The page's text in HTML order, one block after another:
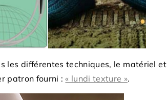
les différentes techniques, le matériel et
patron fourni :« lundi texture ».